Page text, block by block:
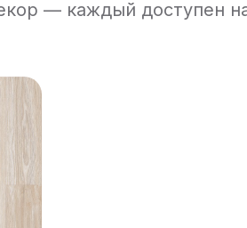
— каждый доступен